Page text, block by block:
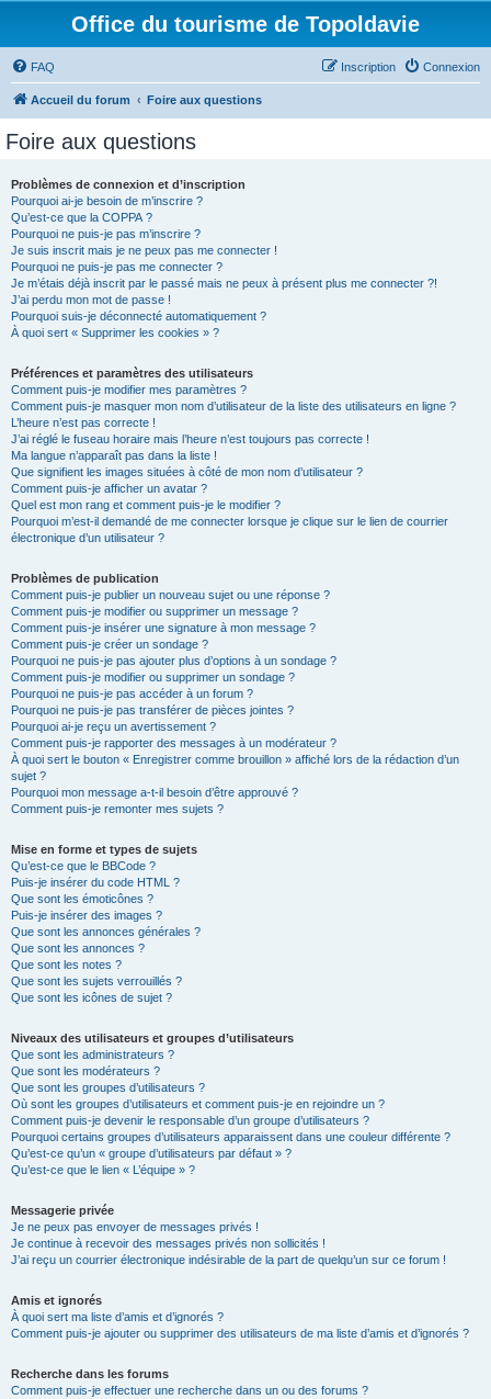
Office du tourisme de Topoldavie
FAQ Connexion
Inscription
Accueil du forum Foire aux questions
Foire aux questions
Problèmes de connexion et d’inscription
Pourquoi ai-je besoin de m’inscrire ?
Qu’est-ce que la COPPA ?
Pourquoi ne puis-je pas m’inscrire ?
Je suis inscrit mais je ne peux pas me connecter !
Pourquoi ne puis-je pas me connecter ?
Je m’étais déjà inscrit par le passé mais ne peux à présent plus me connecter ?!
J’ai perdu mon mot de passe !
Pourquoi suis-je déconnecté automatiquement ?
À quoi sert « Supprimer les cookies » ?
Préférences et paramètres des utilisateurs
Comment puis-je modifier mes paramètres ?
Comment puis-je masquer mon nom d’utilisateur de la liste des utilisateurs en ligne ?
L’heure n’est pas correcte !
J’ai réglé le fuseau horaire mais l’heure n’est toujours pas correcte !
Ma langue n’apparaît pas dans la liste !
Que signifient les images situées à côté de mon nom d’utilisateur ?
Comment puis-je afficher un avatar ?
Quel est mon rang et comment puis-je le modifier ?
Pourquoi m’est-il demandé de me connecter lorsque je clique sur le lien de courrier
électronique d’un utilisateur ?
Problèmes de publication
Comment puis-je publier un nouveau sujet ou une réponse ?
Comment puis-je modifier ou supprimer un message ?
Comment puis-je insérer une signature à mon message ?
Comment puis-je créer un sondage ?
Pourquoi ne puis-je pas ajouter plus d’options à un sondage ?
Comment puis-je modifier ou supprimer un sondage ?
Pourquoi ne puis-je pas accéder à un forum ?
Pourquoi ne puis-je pas transférer de pièces jointes ?
Pourquoi ai-je reçu un avertissement ?
Comment puis-je rapporter des messages à un modérateur ?
À quoi sert le bouton « Enregistrer comme brouillon » affiché lors de la rédaction d’un
sujet ?
Pourquoi mon message a-t-il besoin d’être approuvé ?
Comment puis-je remonter mes sujets ?
Mise en forme et types de sujets
Qu’est-ce que le BBCode ?
Puis-je insérer du code HTML ?
Que sont les émoticônes ?
Puis-je insérer des images ?
Que sont les annonces générales ?
Que sont les annonces ?
Que sont les notes ?
Que sont les sujets verrouillés ?
Que sont les icônes de sujet ?
Niveaux des utilisateurs et groupes d’utilisateurs
Que sont les administrateurs ?
Que sont les modérateurs ?
Que sont les groupes d’utilisateurs ?
Où sont les groupes d’utilisateurs et comment puis-je en rejoindre un ?
Comment puis-je devenir le responsable d’un groupe d’utilisateurs ?
Pourquoi certains groupes d’utilisateurs apparaissent dans une couleur différente ?
Qu’est-ce qu’un « groupe d’utilisateurs par défaut » ?
Qu’est-ce que le lien « L’équipe » ?
Messagerie privée
Je ne peux pas envoyer de messages privés !
Je continue à recevoir des messages privés non sollicités !
J’ai reçu un courrier électronique indésirable de la part de quelqu’un sur ce forum !
Amis et ignorés
À quoi sert ma liste d’amis et d’ignorés ?
Comment puis-je ajouter ou supprimer des utilisateurs de ma liste d’amis et d’ignorés ?
Recherche dans les forums
Comment puis-je effectuer une recherche dans un ou des forums ?